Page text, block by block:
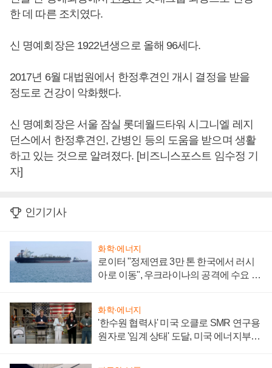
한 데 따른 조치였다.
신 명예회장은 1922년생으로 올해 96세다.
2017년 6월 대법원에서 한정후견인 개시 결정을 받을
정도로 건강이 악화했다.
신 명예회장은 서울 잠실 롯데월드타워 시그니엘 레지
던스에서 한정후견인, 간병인 등의 도움을 받으며 생활
하고 있는 것으로 알려졌다. [비즈니스포스트 임수정 기
자]
인기기사
화학·에너지
로이터 "정제연료 3만 톤 한국에서 러시
아로 이동", 우크라이나의 공격에 수요 늘
화학·에너지
'한수원 협력사' 미국 오클로 SMR 연구용
원자로 '임계 상태' 도달, 미국 에너지부